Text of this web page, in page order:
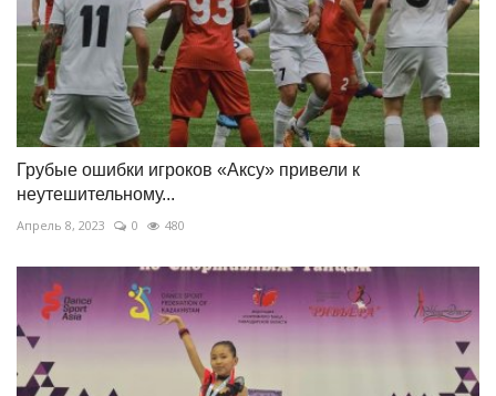
Грубые ошибки игроков «Аксу» привели к
неутешительному...
Апрель 8, 2023 0 480